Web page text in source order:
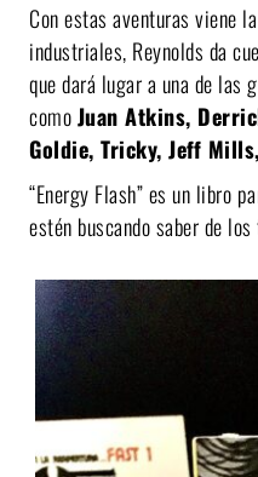
Con estas aventuras viene
industriales, Reynolds da
que dará lugar a una de las
comoJuan Atkins,
Goldie, Tricky, Jeff
“Energy Flash” es un libro
estén buscando saber de